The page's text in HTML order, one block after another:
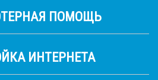
ПОМОЩЬ
ИНТЕРНЕТА